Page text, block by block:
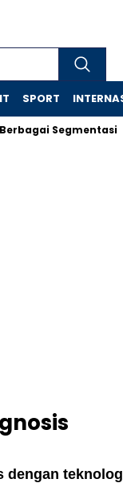
SPORT
Segmentasi
dengan